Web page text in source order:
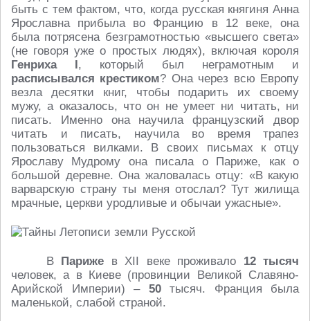
быть с тем фактом, что, когда русская княгиня Анна
Ярославна прибыла во Францию в 12 веке, она
была потрясена безграмотностью «высшего света»
(не говоря уже о простых людях), включая короля
Генриха I, который был неграмотным и
расписывался крестиком? Она через всю Европу
везла десятки книг, чтобы подарить их своему
мужу, а оказалось, что он не умеет ни читать, ни
писать. Именно она научила французский двор
читать и писать, научила во время трапез
пользоваться вилками. В своих письмах к отцу
Ярославу Мудрому она писала о Париже, как о
большой деревне. Она жаловалась отцу: «В какую
варварскую страну ты меня отослал? Тут жилища
мрачные, церкви уродливые и обычаи ужасные».
В Париже в XII веке проживало 12 тысяч
человек, а в Киеве (провинции Великой Славяно-
Арийской Империи) – 50тысяч. Франция была
маленькой, слабой страной.